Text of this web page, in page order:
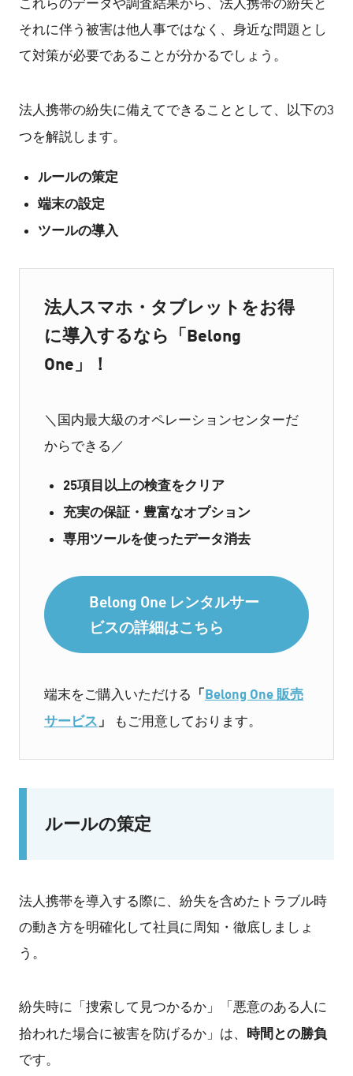
これらのデータや調査結果から、法人携帯の紛失と
それに伴う被害は他人事ではなく、身近な問題とし
て対策が必要であることが分かるでしょう。
法人携帯の紛失に備えてできることとして、以下の3
つを解説します。
ルールの策定
端末の設定
ツールの導入
法人スマホ・タブレットをお得
に導入するなら「Belong
One」！
＼国内最大級のオペレーションセンターだ
からできる／
25項目以上の検査をクリア
充実の保証・豊富なオプション
専用ツールを使ったデータ消去
Belong One レンタルサー
ビスの詳細はこちら
端末をご購入いただける 「Belong One 販売
サービス 」 もご用意しております。
ルールの策定
法人携帯を導入する際に、紛失を含めたトラブル時
の動き方を明確化して社員に周知・徹底しましょ
う。
紛失時に「捜索して見つかるか」「悪意のある人に
拾われた場合に被害を防げるか」は、 時間との勝負
です。